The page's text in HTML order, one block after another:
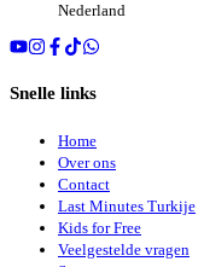
Nederland
Snelle links
Home
Over ons
Contact
Last Minutes Turkije
Kids for Free
Veelgestelde vragen